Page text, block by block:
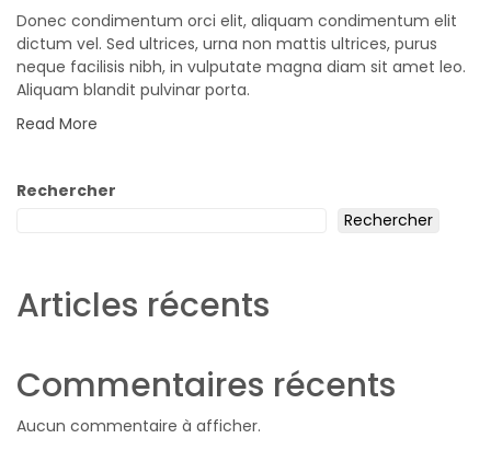
Donec condimentum orci elit, aliquam condimentum elit
dictum vel. Sed ultrices, urna non mattis ultrices, purus
neque facilisis nibh, in vulputate magna diam sit amet leo.
Aliquam blandit pulvinar porta.
Read More
Rechercher
Rechercher
Articles récents
Commentaires récents
Aucun commentaire à afficher.